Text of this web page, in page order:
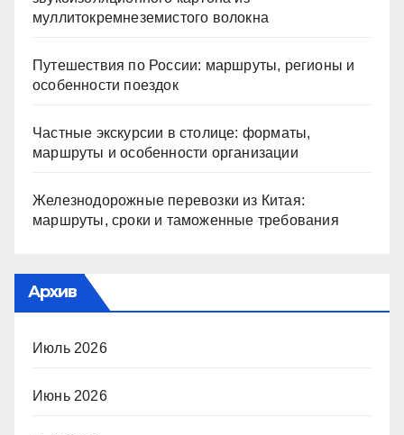
муллитокремнеземистого волокна
Путешествия по России: маршруты, регионы и
особенности поездок
Частные экскурсии в столице: форматы,
маршруты и особенности организации
Железнодорожные перевозки из Китая:
маршруты, сроки и таможенные требования
Архив
Июль 2026
Июнь 2026